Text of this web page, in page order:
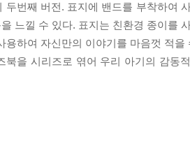
번째 버전. 표지에 밴드를 부착하여
느낄 수 있다. 표지는 친환경 종이를
하여 자신만의 이야기를 마음껏 적을
을 시리즈로 엮어 우리 아기의 감동